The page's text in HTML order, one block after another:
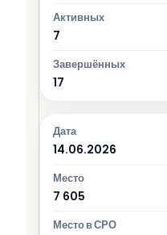
7
17
14.06.2026
7 605